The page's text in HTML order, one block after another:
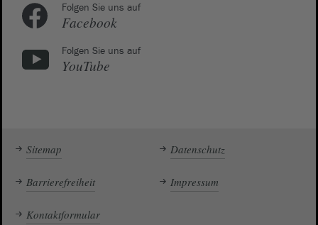
Folgen Sie uns auf
Facebook
Folgen Sie uns auf
YouTube
Sitemap Datenschutz
Barrierefreiheit Impressum
Kontaktformular